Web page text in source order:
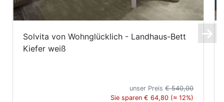
Solvita von Wohnglücklich - Landhaus-Bett
Kiefer weiß
unser Preis€ 540,00
Sie sparen € 64,80 (≈ 12%)